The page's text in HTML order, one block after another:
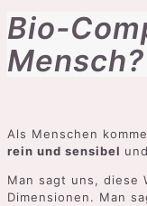
Bio-
Mensch?
Als Menschen
rein und sensibel
Man sagt uns, diese
Dimensionen. Man